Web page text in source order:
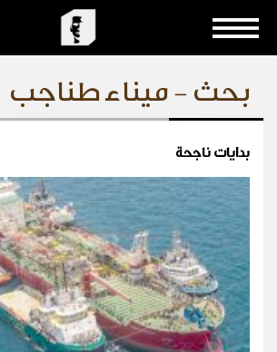
بحث - ميناء طناجب
بدايات ناجحة